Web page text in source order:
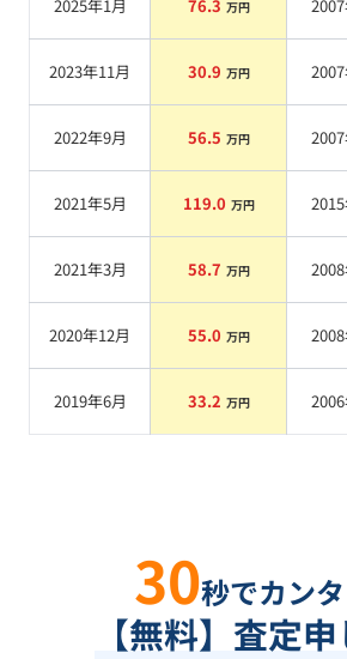
2025年1月 76.3 万円 2007
2023年11月 30.9 万円 2007
2022年9月 56.5 万円 2007
2021年5月 119.0 万円 2015
2021年3月 58.7 万円 2008
2020年12月 55.0 万円 2008
2019年6月 33.2 万円 2006
30秒でカンタ
【無料】査定